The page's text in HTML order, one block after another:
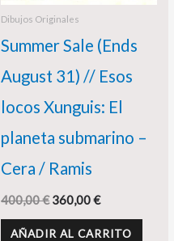
Dibujos Originales
Summer Sale (Ends
August 31) // Esos
locos Xunguis: El
planeta submarino –
Cera / Ramis
400,00€ 360,00€
AÑADIR AL CARRITO